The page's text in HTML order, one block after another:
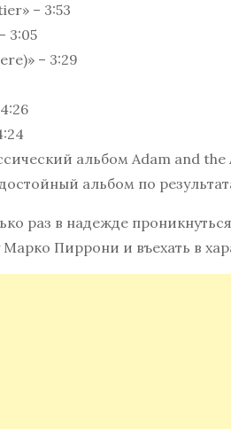
– 3:53
3:05
– 3:29
альбом Adam and
альбом по
раз в надежде
Пиррони и въехать в